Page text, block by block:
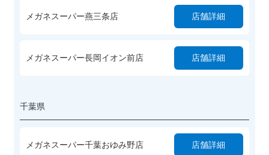
メガネスーパー燕三条店 店舗詳細
メガネスーパー長岡イオン前店 店舗詳細
千葉県
メガネスーパー千葉おゆみ野店 店舗詳細